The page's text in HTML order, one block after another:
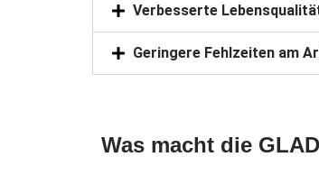
Verbesserte
Geringere Fehlzeiten am
Was macht die